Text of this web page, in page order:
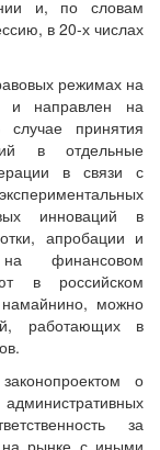
и, по словам
в 20-х числах
режимах на
и направлен на
принятия
в отдельные
в связи с
инноваций в
апробации и
финансовом
в российском
намайнино, можно
работающих в
о
за
на рынке с иными